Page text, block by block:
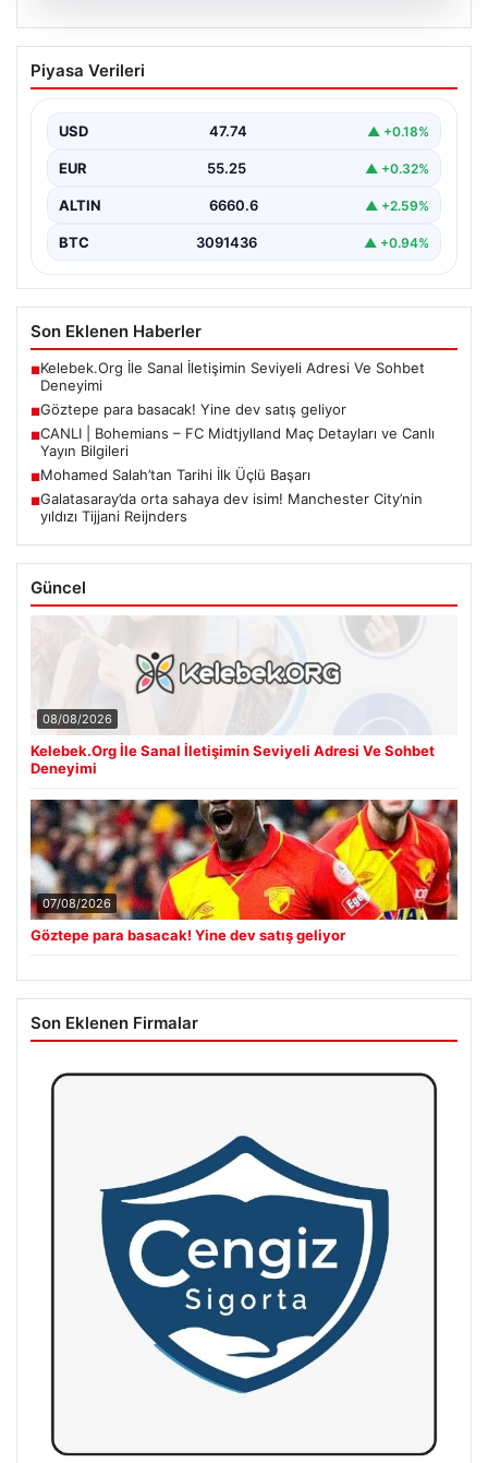
07.08.2026
Göztepe para basacak! Yine dev satış
geliyor
Piyasa Verileri
USD 47.74 ▲ +0.18%
EUR 55.25 ▲ +0.32%
ALTIN 6660.6 ▲ +2.59%
BTC 3091436 ▲ +0.94%
Son Eklenen Haberler
■Kelebek.Org İle Sanal İletişimin Seviyeli Adresi Ve Sohbet
Deneyimi
■Göztepe para basacak! Yine dev satış geliyor
■CANLI | Bohemians – FC Midtjylland Maç Detayları ve Canlı
Yayın Bilgileri
■Mohamed Salah’tan Tarihi İlk Üçlü Başarı
■Galatasaray’da orta sahaya dev isim! Manchester City’nin
yıldızı Tijjani Reijnders
Güncel
08/08/2026
Kelebek.Org İle Sanal İletişimin Seviyeli Adresi Ve Sohbet
Deneyimi
07/08/2026
Göztepe para basacak! Yine dev satış geliyor
Son Eklenen Firmalar